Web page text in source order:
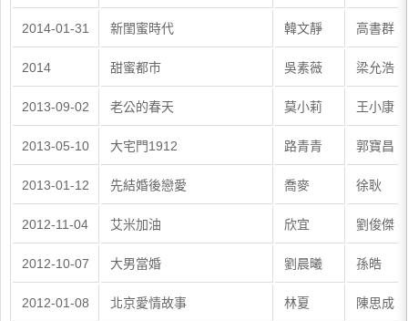
2014-01-31 新閨蜜時代 韓文靜 高書群
2014 甜蜜都市 吳素薇 梁允浩
2013-09-02 老公的春天 莫小莉 王小康
2013-05-10 大宅門1912 路青青 郭寶昌
2013-01-12 先結婚後戀愛 喬麥 徐耿
2012-11-04 艾米加油 欣宜 劉俊傑
2012-10-07 大男當婚 劉晨曦 孫皓
2012-01-08 北京愛情故事 林夏 陳思成